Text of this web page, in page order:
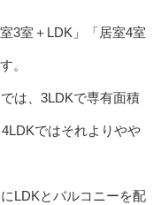
3室＋LDK」「居室4室
。
は、3LDKで専有面積
ではそれよりやや
LDKとバルコニーを配